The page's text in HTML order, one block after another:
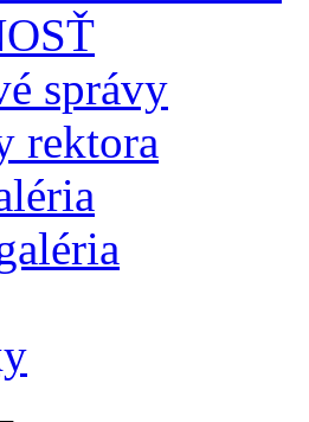
správy
rektora